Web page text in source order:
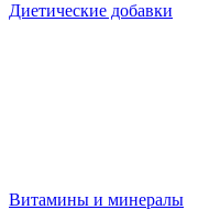
Диетические добавки
Витамины и минералы